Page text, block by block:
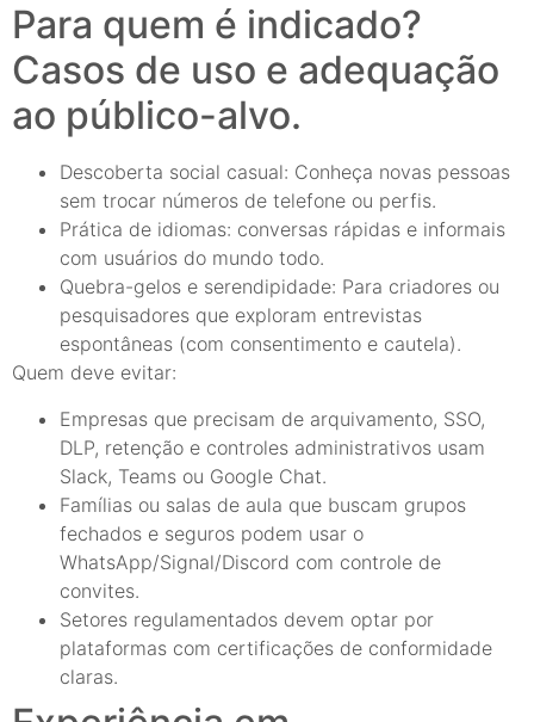
Para quem é indicado?
Casos de uso e adequação
ao público-alvo.
Descoberta social casual: Conheça novas pessoas
sem trocar números de telefone ou perfis.
Prática de idiomas: conversas rápidas e informais
com usuários do mundo todo.
Quebra-gelos e serendipidade: Para criadores ou
pesquisadores que exploram entrevistas
espontâneas (com consentimento e cautela).
Quem deve evitar:
Empresas que precisam de arquivamento, SSO,
DLP, retenção e controles administrativos usam
Slack, Teams ou Google Chat.
Famílias ou salas de aula que buscam grupos
fechados e seguros podem usar o
WhatsApp/Signal/Discord com controle de
convites.
Setores regulamentados devem optar por
plataformas com certificações de conformidade
claras.